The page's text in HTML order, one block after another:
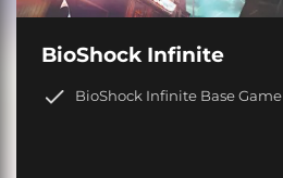
BioShock Infinite
BioShock Infinite Base Game